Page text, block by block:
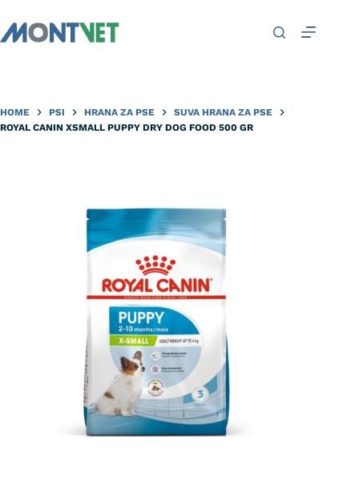
HOME PSI HRANA ZA PSE
SUVA HRANA ZA PSE
ROYAL CANIN XSMALL PUPPY DRY DOG FOOD 500 GR